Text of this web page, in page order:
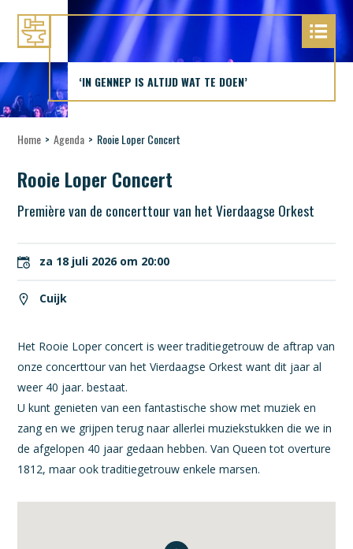
‘IN GENNEP IS ALTIJD WAT TE DOEN’
Home > Agenda > Rooie Loper Concert
Rooie Loper Concert
Première van de concerttour van het Vierdaagse Orkest
za 18 juli 2026 om 20:00
Cuijk
Het Rooie Loper concert is weer traditiegetrouw de aftrap van
onze concerttour van het Vierdaagse Orkest want dit jaar al
weer 40 jaar. bestaat.
U kunt genieten van een fantastische show met muziek en
zang en we grijpen terug naar allerlei muziekstukken die we in
de afgelopen 40 jaar gedaan hebben. Van Queen tot overture
1812, maar ook traditiegetrouw enkele marsen.